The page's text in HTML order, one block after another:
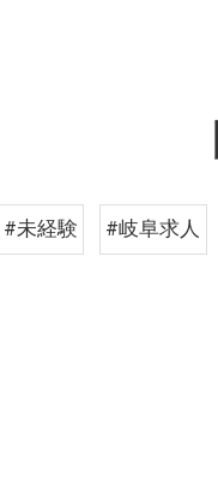
#未経験 #岐阜求人